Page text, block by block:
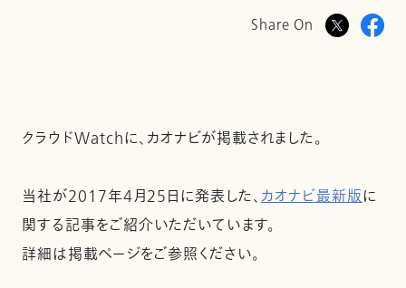
Share On
クラウドWatchに、カオナビが掲載されました。
当社が2017年4月25日に発表した、カオナビ最新版に
関する記事をご紹介いただいています。
詳細は掲載ページをご参照ください。